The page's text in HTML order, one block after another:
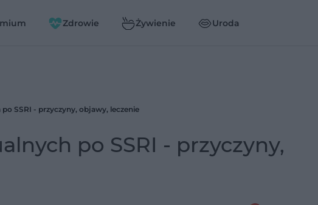
Zdrowie Żywienie Uroda
SSRI - przyczyny, objawy, leczenie
po SSRI - przyczyny,